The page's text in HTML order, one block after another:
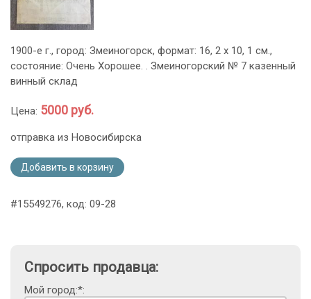
1900-е г., город: Змеиногорск, формат: 16, 2 х 10, 1 см.,
состояние: Очень Хорошее. . Змеиногорский № 7 казенный
винный склад
Цена: 5000 руб.
отправка из Новосибирска
Добавить в корзину
#15549276, код: 09-28
Спросить продавца:
Мой город:*: